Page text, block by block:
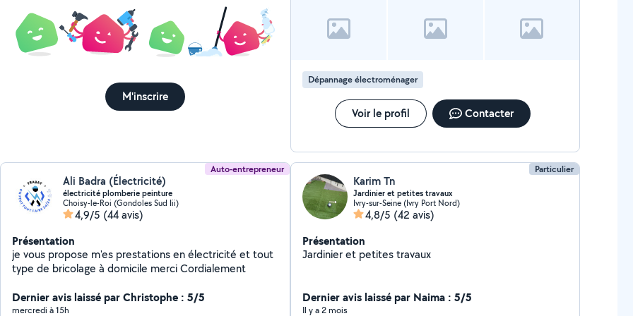
M'inscrire
Dépannage électroménager
Voir le profil Contacter
Auto-entrepreneur
Ali Badra (Électricité)
électricité plomberie peinture
Choisy-le-Roi (Gondoles Sud Iii)
4,9/5 (44 avis)
Présentation
je vous propose m'es prestations en électricité et tout
type de bricolage à domicile merci Cordialement
Dernier avis laissé par Christophe : 5/5
mercredi à 15h
Particulier
Karim Tn
Jardinier et petites travaux
Ivry-sur-Seine (Ivry Port Nord)
4,8/5 (42 avis)
Présentation
Jardinier et petites travaux
Dernier avis laissé par Naima : 5/5
Il y a 2 mois